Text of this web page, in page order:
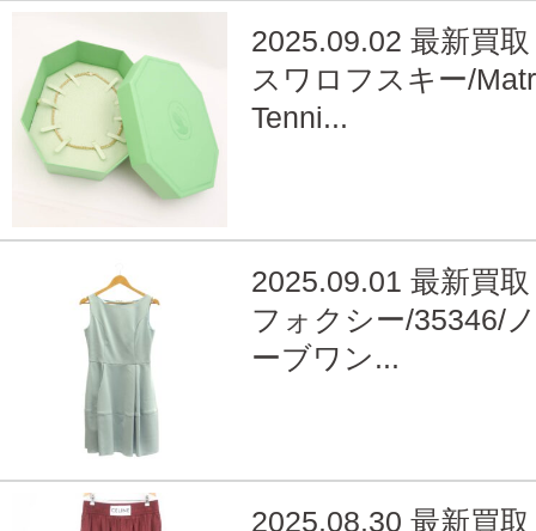
2025.09.02 最新買取
スワロフスキー/
Tenni...
2025.09.01 最新買取
フォクシー/35346/
ーブワン...
2025.08.30 最新買取